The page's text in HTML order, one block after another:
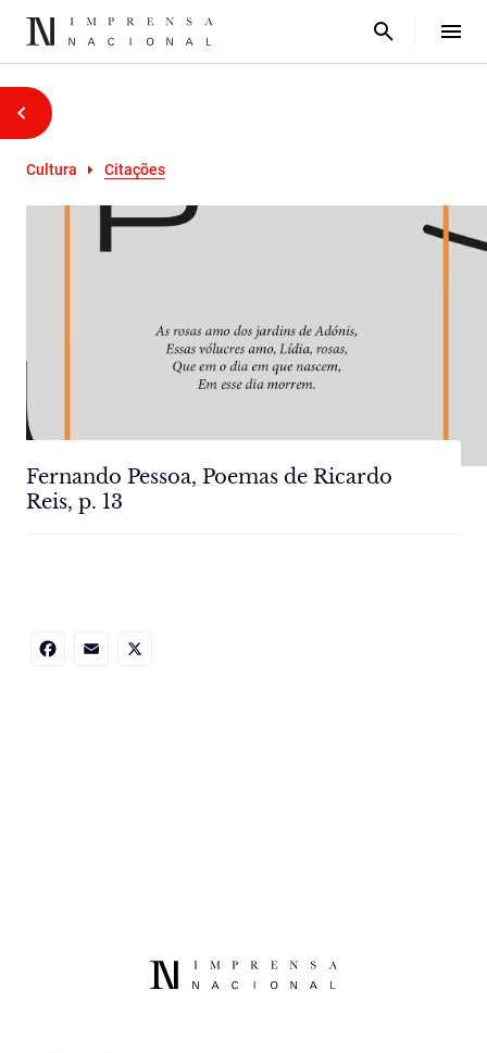
Cultura Citações
Fernando Pessoa, Poemas de Ricardo
Reis, p. 13